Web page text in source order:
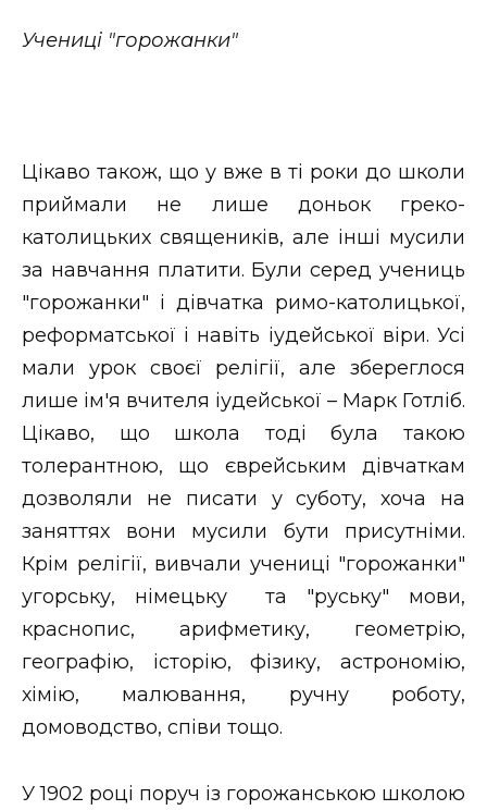
Учениці "горожанки"
Цікаво також, що у вже в ті роки до школи
приймали не лише доньок греко-
католицьких священиків, але інші мусили
за навчання платити. Були серед учениць
"горожанки" і дівчатка римо-католицької,
реформатської і навіть іудейської віри. Усі
мали урок своєї релігії, але збереглося
лише ім'я вчителя іудейської – Марк Готліб.
Цікаво, що школа тоді була такою
толерантною, що єврейським дівчаткам
дозволяли не писати у суботу, хоча на
заняттях вони мусили бути присутніми.
Крім релігії, вивчали учениці "горожанки"
угорську, німецьку та "руську" мови,
краснопис, арифметику, геометрію,
географію, історію, фізику, астрономію,
хімію, малювання, ручну роботу,
домоводство, співи тощо.
У 1902 році поруч із горожанською школою